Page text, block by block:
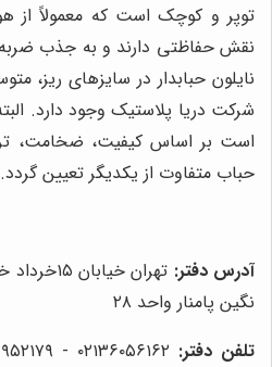
توپر و کوچک است که معمولاً از
نقش حفاظتی دارند و به جذب
نایلون حبابدار در سایزهای
شرکت دریا پلاستیک وجود دارد.
است بر اساس کیفیت، ضخامت،
حباب متفاوت از یکدیگر تعیین گردد.
آدرس دفتر:
نگین پامنار واحد ۲۸
تلفن دفتر: